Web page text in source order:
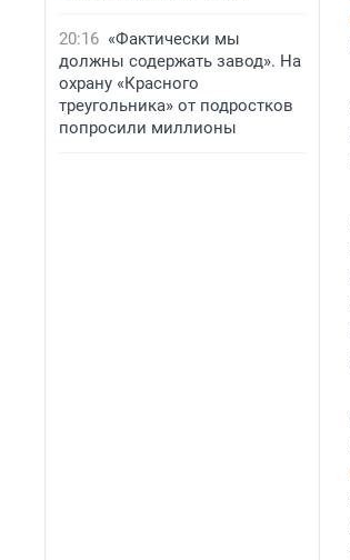
20:16 «Фактически мы
должны содержать завод». На
охрану «Красного
треугольника» от подростков
попросили миллионы